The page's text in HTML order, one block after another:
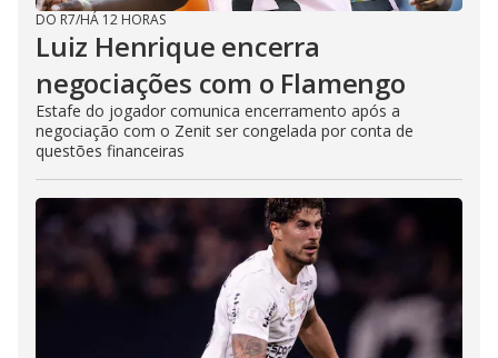
DO R7/HÁ 12 HORAS
Luiz Henrique encerra
negociações com o Flamengo
Estafe do jogador comunica encerramento após a
negociação com o Zenit ser congelada por conta de
questões financeiras